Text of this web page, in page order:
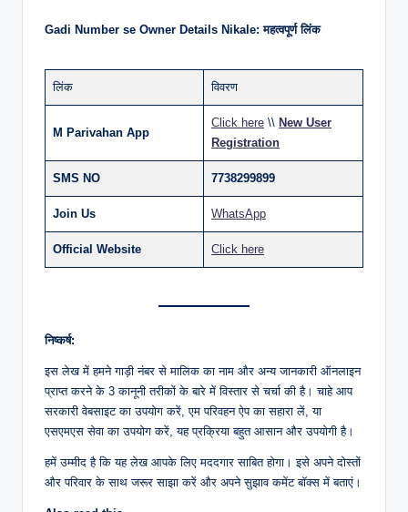
Gadi Number se Owner Details Nikale: महत्वपूर्ण लिंक
लिंक विवरण
M Parivahan App
Click here \\ New User
Registration
SMS NO 7738299899
Join Us WhatsApp
Official Website Click here
निष्कर्ष:
इस लेख में हमने गाड़ी नंबर से मालिक का नाम और अन्य जानकारी ऑनलाइन
प्राप्त करने के 3 कानूनी तरीकों के बारे में विस्तार से चर्चा की है। चाहे आप
सरकारी वेबसाइट का उपयोग करें, एम परिवहन ऐप का सहारा लें, या
एसएमएस सेवा का उपयोग करें, यह प्रक्रिया बहुत आसान और उपयोगी है।
हमें उम्मीद है कि यह लेख आपके लिए मददगार साबित होगा। इसे अपने दोस्तों
और परिवार के साथ जरूर साझा करें और अपने सुझाव कमेंट बॉक्स में बताएं।